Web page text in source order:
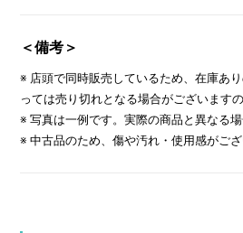
＜備考＞
※ 店頭で同時販売しているため、在庫あ
っては売り切れとなる場合がございます
※ 写真は一例です。実際の商品と異なる場
※ 中古品のため、傷や汚れ・使用感がござ